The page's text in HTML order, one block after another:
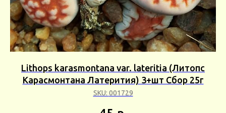
Lithops karasmontana var. lateritia (Литопс
Карасмонтана Латерития) 3+шт Сбор 25г
SKU: 001729